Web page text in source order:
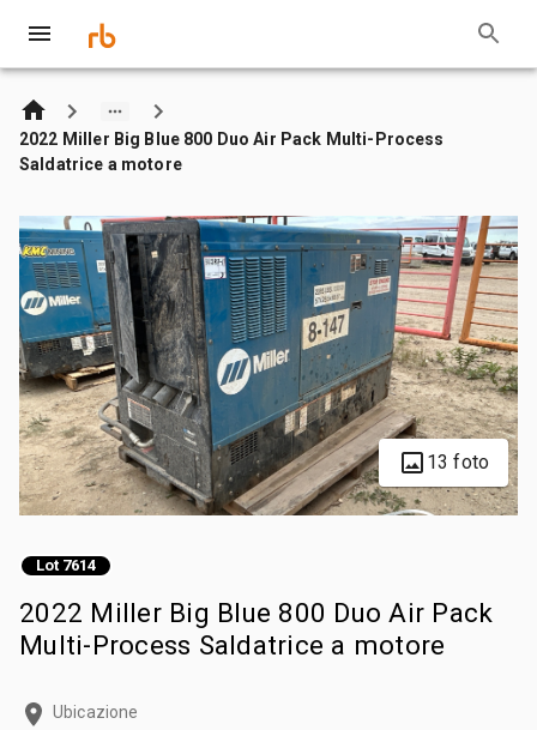
2022 Miller Big Blue 800 Duo Air Pack Multi-Process
Saldatrice a motore
13 foto
Lot 7614
2022 Miller Big Blue 800 Duo Air Pack
Multi-Process Saldatrice a motore
Ubicazione